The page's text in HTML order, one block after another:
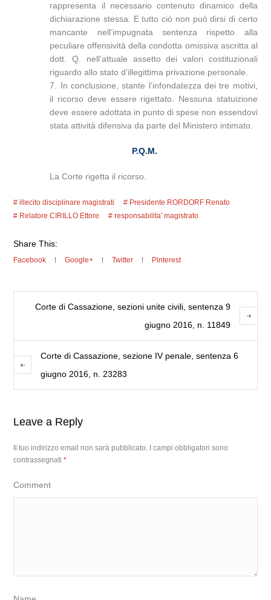
rappresenta il necessario contenuto dinamico della
dichiarazione stessa. E tutto ciò non può dirsi di certo
mancante nell’impugnata sentenza rispetto alla
peculiare offensività della condotta omissiva ascritta al
dott. Q. nell’attuale assetto dei valori costituzionali
riguardo allo stato d’illegittima privazione personale.
7. In conclusione, stante l’infondatezza dei tre motivi,
il ricorso deve essere rigettato. Nessuna statuizione
deve essere adottata in punto di spese non essendovi
stata attività difensiva da parte del Ministero intimato.
P.Q.M.
La Corte rigetta il ricorso.
illecito disciplinare magistrati
Presidente RORDORF Renato
Relatore CIRILLO Ettore
responsabilita' magistrato
Share This:
Facebook Google+ Twitter Pinterest
Corte di Cassazione, sezioni unite civili, sentenza 9
giugno 2016, n. 11849
Corte di Cassazione, sezione IV penale, sentenza 6
giugno 2016, n. 23283
Leave a Reply
Il tuo indirizzo email non sarà pubblicato.
I campi obbligatori sono
contrassegnati*
Comment